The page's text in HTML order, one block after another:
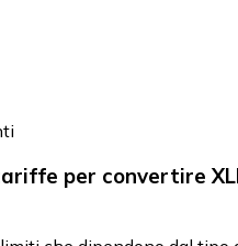
per convertire